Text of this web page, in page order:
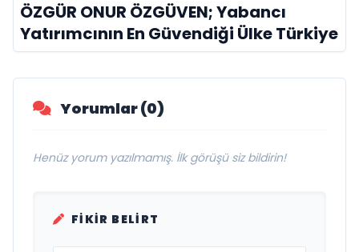
ÖZGÜR ONUR ÖZGÜVEN; Yabancı
Yatırımcının En Güvendiği Ülke Türkiye
Yorumlar (0)
Henüz yorum yazılmamış. İlk görüşü siz bildirin!
FIKIR BELIRT